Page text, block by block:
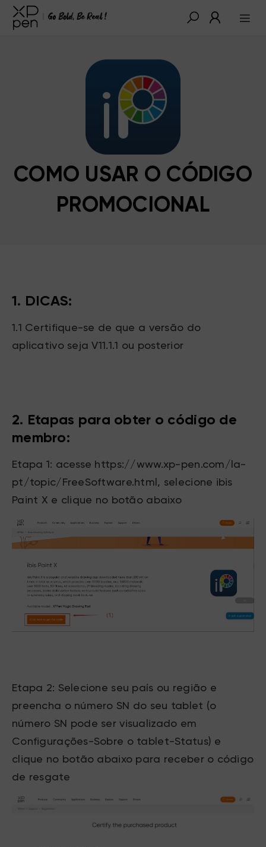
COMO USAR O CÓDIGO
PROMOCIONAL
1. DICAS:
1.1 Certifique-se de que a versão do
aplicativo seja V11.1.1 ou posterior
2. Etapas para obter o código de
membro:
Etapa 1: acesse https://www.xp-pen.com/la-
pt/topic/FreeSoftware.html , selecione ibis
Paint X e clique no botão abaixo
Etapa 2: Selecione seu país ou região e
preencha o número SN do seu tablet (o
número SN pode ser visualizado em
Configurações-Sobre o tablet-Status) e
clique no botão abaixo para receber o código
de resgate